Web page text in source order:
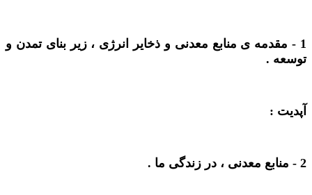
1 -
مقدمه ی منابع معدنی و ذخایر انرژی ، زیر بنای تمدن و
توسعه .
آپدیت :
2 - منابع معدنی ، در زندگی ما .